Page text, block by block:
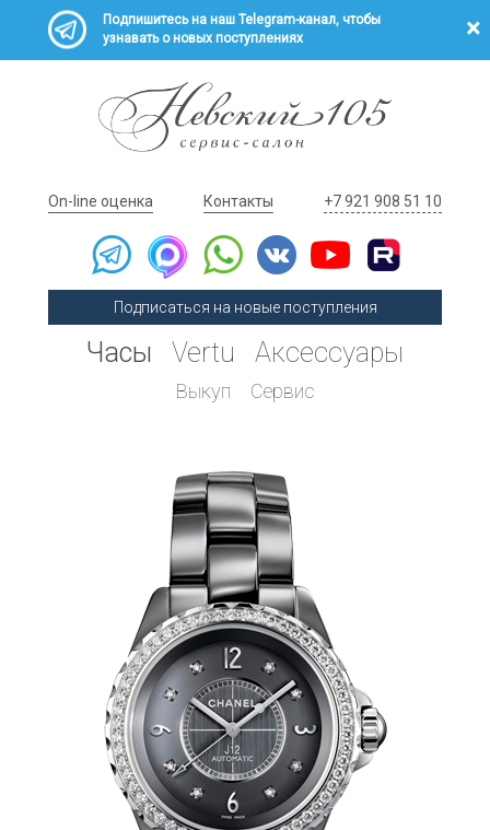
Подпишитесь на наш Telegram-канал, чтобы
узнавать о новых поступлениях
On-line оценка Контакты +7 921 908 51 10
Подписаться на новые поступления
Часы Vertu Аксессуары
Выкуп Сервис